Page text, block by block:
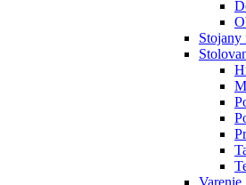
Stojany
Varenie